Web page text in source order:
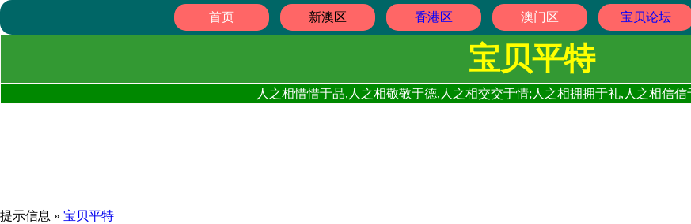
首页 新澳区 香港区 澳门区 宝贝论坛
宝贝平特
人之相惜惜于品,人之相敬敬于德,人之相交交于情;人之相拥拥于礼,人之相信
提示信息 » 宝贝平特